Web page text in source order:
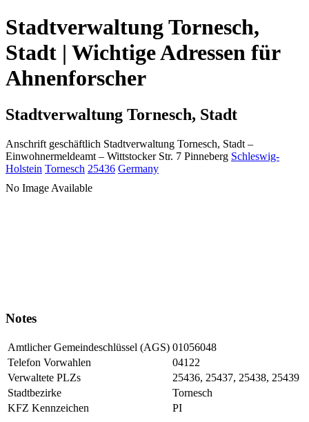
Stadtverwaltung Tornesch,
Stadt | Wichtige Adressen für
Ahnenforscher
Stadtverwaltung Tornesch, Stadt
Anschrift geschäftlich Stadtverwaltung Tornesch, Stadt –
Einwohnermeldeamt – Wittstocker Str. 7 Pinneberg Schleswig-
Holstein Tornesch 25436 Germany
No Image Available
Notes
Amtlicher Gemeindeschlüssel (AGS) 01056048
Telefon Vorwahlen
04122
Verwaltete PLZs
25436, 25437, 25438, 25439
Stadtbezirke
Tornesch
KFZ Kennzeichen
PI